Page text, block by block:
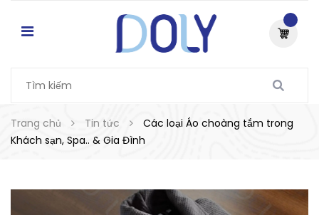
Trang chủ Tin tức
Các loại Áo choàng tắm trong
Khách sạn, Spa.. & Gia Đình